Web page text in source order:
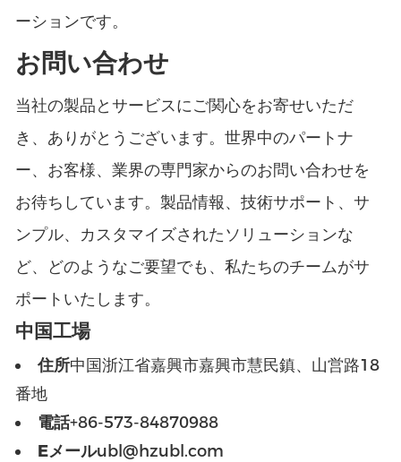
ーションです。
お問い合わせ
当社の製品とサービスにご関心をお寄せいただ
き、ありがとうございます。世界中のパートナ
ー、お客様、業界の専門家からのお問い合わせを
お待ちしています。製品情報、技術サポート、サ
ンプル、カスタマイズされたソリューションな
ど、どのようなご要望でも、私たちのチームがサ
ポートいたします。
中国工場
住所中国浙江省嘉興市嘉興市慧民鎮、山営路18
番地
電話+86-573-84870988
Eメールubl@hzubl.com